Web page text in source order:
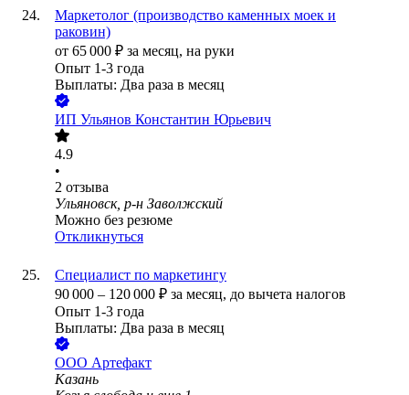
Маркетолог (производство каменных моек и
раковин)
от 65 000 ₽ за месяц, на руки
Опыт 1-3 года
Выплаты: Два раза в месяц
ИП Ульянов Константин Юрьевич
4.9
•
2 отзыва
Ульяновск, р-н Заволжский
Можно без резюме
Откликнуться
Специалист по маркетингу
90 000 – 120 000 ₽ за месяц, до вычета налогов
Опыт 1-3 года
Выплаты: Два раза в месяц
ООО Артефакт
Казань